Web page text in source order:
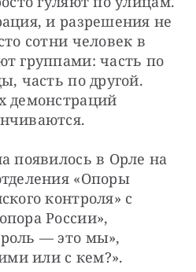
и разрешения не
сотни человек в
группами: часть по
часть по другой.
демонстраций
появилось в Орле на
«Опоры
контроля» с
России»,
— это мы»,
или с кем?».